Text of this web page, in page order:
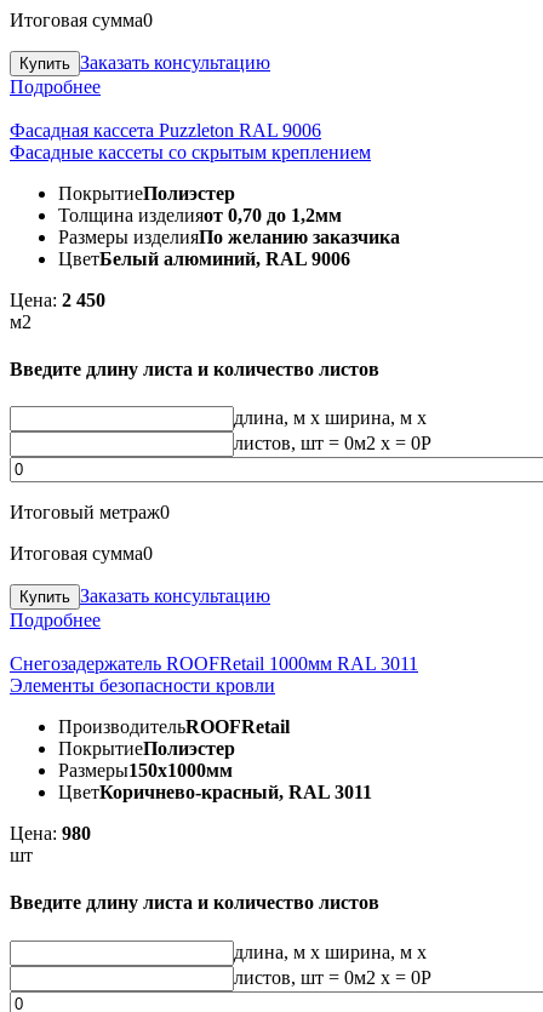
Итоговая сумма0
Заказать консультацию
Подробнее
Фасадная кассета Puzzleton RAL 9006
Фасадные кассеты со скрытым креплением
ПокрытиеПолиэстер
Толщина изделияот 0,70 до 1,2мм
Размеры изделияПо желанию заказчика
ЦветБелый алюминий, RAL 9006
Цена: 2 450
м2
Введите длину листа и количество листов
длина, м x ширина, м x
листов, шт = 0м2 x = 0Р
Итоговый метраж0
Итоговая сумма0
Заказать консультацию
Подробнее
Снегозадержатель ROOFRetail 1000мм RAL 3011
Элементы безопасности кровли
ПроизводительROOFRetail
ПокрытиеПолиэстер
Размеры150х1000мм
ЦветКоричнево-красный, RAL 3011
Цена: 980
шт
Введите длину листа и количество листов
длина, м x ширина, м x
листов, шт = 0м2 x = 0Р